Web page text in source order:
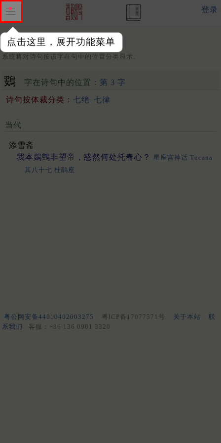
点击这里，展开功能菜单
登录
字：
系统将对诗句按该字在句中的位置分类显示。
鵎 字在诗句中的位置： 第 3 字
诗句按体裁分类： 七绝 七律
当代
添雪斋
我本鵎鵼非望帝，惑然何处托春心？
星座宫神话 Tucana
其八十七 杜鹃座
粤公网安备44010402003275 粤ICP备17077571号 关于本站
联
系我们
客服：+86 136 0901 3320